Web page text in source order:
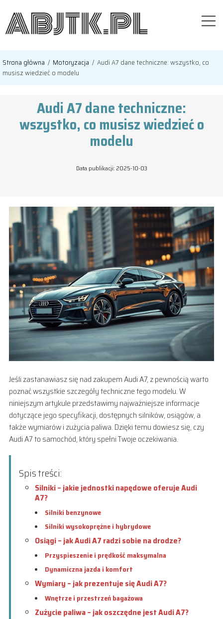
Strona główna / Motoryzacja / Audi A7 dane techniczne: wszystko, co
musisz wiedzieć o modelu
Audi A7 dane techniczne:
wszystko, co musisz wiedzieć o
modelu
Data publikacji: 2025-10-03
Jeśli zastanawiasz się nad zakupem Audi A7, z pewnością warto
poznać wszystkie szczegóły techniczne tego modelu. W
niniejszym artykule przedstawimy najważniejsze informacje
dotyczące jego specyfikacji, dostępnych silników, osiągów, a
także wymiarów i zużycia paliwa. Dzięki temu dowiesz się, czy
Audi A7 to samochód, który spełni Twoje oczekiwania.
Spis treści:
Silniki – jakie jednostki napędowe oferuje Audi
A7?
Silniki benzynowe
Silniki wysokoprężne i hybrydowe
Osiągi – jak Audi A7 radzi sobie na drodze?
Przyspieszenie i prędkość maksymalna
Dynamiczna jazda i komfort
Wymiary – jak prezentuje się Audi A7?
Wnętrze i przestrzeń bagażowa
Zużycie paliwa – jak oszczędne jest Audi A7?